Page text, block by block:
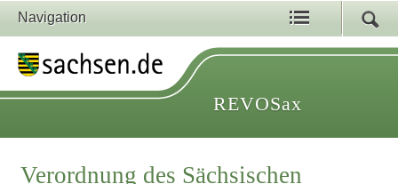
Navigation
REVOSax
Verordnung des Sächsischen